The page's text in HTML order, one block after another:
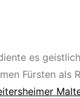
es
Fürsten als